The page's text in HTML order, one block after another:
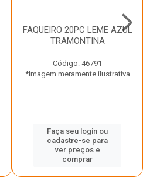
FAQUEIRO 20PC LEME AZUL
TRAMONTINA
Código: 46791
*Imagem meramente ilustrativa
Faça seu login ou
cadastre-se para
ver preços e
comprar